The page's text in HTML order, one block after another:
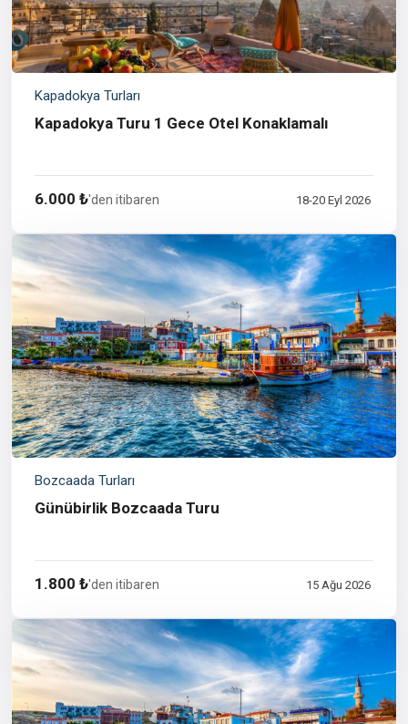
Kapadokya Turları
Kapadokya Turu 1 Gece Otel Konaklamalı
6.000 ₺'den itibaren 18-20 Eyl 2026
Bozcaada Turları
Günübirlik Bozcaada Turu
1.800 ₺'den itibaren 15 Ağu 2026